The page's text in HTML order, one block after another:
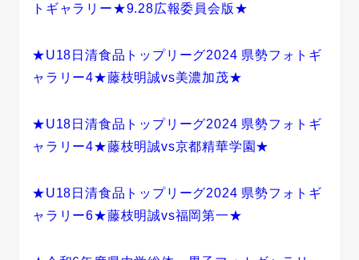
トギャラリー★9.28広報委員会版★
★U18日清食品トップリーグ2024 県勢フォトギ
ャラリー4★藤枝明誠vs美濃加茂★
★U18日清食品トップリーグ2024 県勢フォトギ
ャラリー4★藤枝明誠vs京都精華学園★
★U18日清食品トップリーグ2024 県勢フォトギ
ャラリー6★藤枝明誠vs福岡第一★